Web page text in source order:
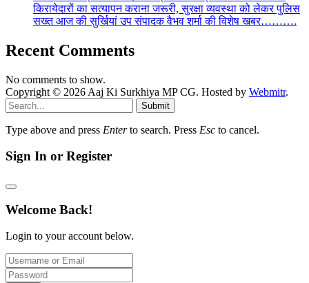
किरायेदारों का सत्यापन कराना जरूरी, सुरक्षा व्यवस्था को लेकर पुलिस
सख्त आज की सुर्खियां उप संपादक वैभव शर्मा की विशेष खबर……….
Recent Comments
No comments to show.
Copyright © 2026 Aaj Ki Surkhiya MP CG. Hosted by Webmitr.
Submit
Type above and press Enterto search. Press Esc to cancel.
Sign In or Register
Welcome Back!
Login to your account below.